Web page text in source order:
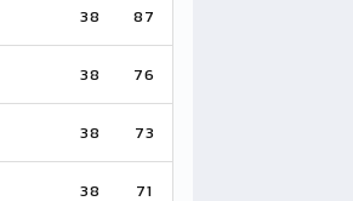
38 87
38 76
38 73
38 71